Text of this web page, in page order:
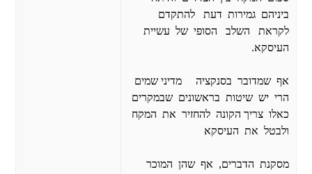
ביניהם גמירות דעת להתקדם
לקראת השלב הסופי של עשיית
העיסקא.
אף שמדובר בסנקציה מדיני שמים
הרי יש שיטות בראשונים שבמקרים
כאלו צריך הקונה להחזיר את המקח
ולבטל את העיסקא
מסקנת הדברים, אף שהן המוכר